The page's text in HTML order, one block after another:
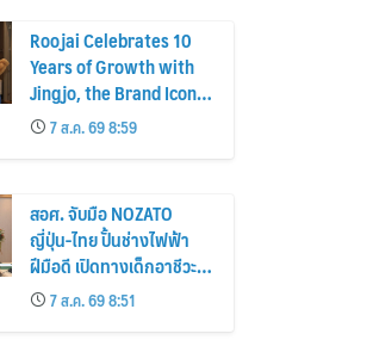
Roojai Celebrates 10
Years of Growth with
Jingjo, the Brand Icon
Behind a Decade of
Insurance Innovation
7 ส.ค. 69 8:59
สอศ. จับมือ NOZATO
ญี่ปุ่น-ไทย ปั้นช่างไฟฟ้า
ฝีมือดี เปิดทางเด็กอาชีวะ
ฝึกงานถึงแดนอาทิตย์อุทัย
7 ส.ค. 69 8:51